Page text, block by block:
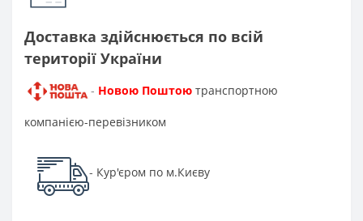
Доставка здійснюється по всій
території України
- Новою Поштою транспортною
компанією-перевізником
- Кур'єром по м.Києву